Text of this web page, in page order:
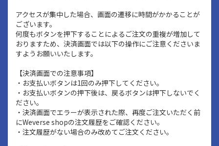
アクセスが集中した場合、画面の遷移に時間がかかることが
ございます。
何度もボタンを押下することによるご注文の重複が増加して
おりますため、決済画面では以下の操作にご注意くださいま
すようお願いいたします。
【決済画面での注意事項】
・お支払いボタンは1回のみ押下してください。
・お支払いボタンの押下後は、戻るボタンは押下しないでく
ださい。
・決済画面でエラーが表示された際、再度ご注文いただく前
にWeverse shopの注文履歴をご確認ください。
・注文履歴がない場合のみ改めてご注文ください。